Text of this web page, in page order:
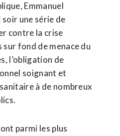
Emmanuel
une série de
contre la crise
fond de menace du
l’obligation de
soignant et
à de nombreux
parmi les plus